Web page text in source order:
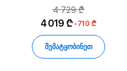
4 729 ₾
4 019 ₾ -710 ₾
შემატყობინეთ